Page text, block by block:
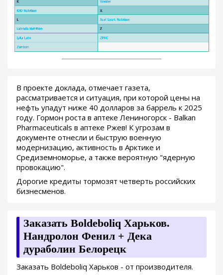
В проекте доклада, отмечает газета,
рассматривается и ситуация, при которой цены на
нефть упадут ниже 40 долларов за баррель к 2025
году. Гормон роста в аптеке Лениногорск - Balkan
Pharmaceuticals в аптеке Ржев! К угрозам в
документе отнесли и быструю военную
модернизацию, активность в Арктике и
Средиземноморье, а также вероятную "ядерную
провокацию".
Дорогие кредиты тормозят четверть российских
бизнесменов.
Заказать Boldeboliq Харьков.
Нандролон Фенил + Дека
дураболин Белорецк
Заказать Boldeboliq Харьков - от производителя.